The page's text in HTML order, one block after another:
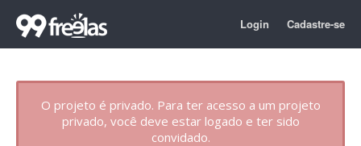
Login Cadastre-se
O projeto é privado. Para ter acesso a um projeto
privado, você deve estar logado e ter sido
convidado.